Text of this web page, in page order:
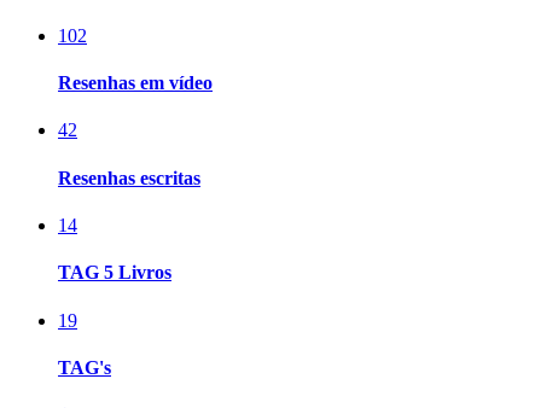
102
Resenhas em vídeo
42
Resenhas escritas
14
TAG 5 Livros
19
TAG's